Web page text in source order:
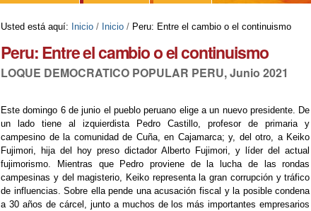
Usted está aquí: Inicio / Inicio / Peru: Entre el cambio o el continuismo
Peru: Entre el cambio o el continuismo
LOQUE DEMOCRATICO POPULAR PERU, Junio 2021
Este domingo 6 de junio el pueblo peruano elige a un nuevo presidente. De
un lado tiene al izquierdista Pedro Castillo, profesor de primaria y
campesino de la comunidad de Cuña, en Cajamarca; y, del otro, a Keiko
Fujimori, hija del hoy preso dictador Alberto Fujimori, y líder del actual
fujimorismo. Mientras que Pedro proviene de la lucha de las rondas
campesinas y del magisterio, Keiko representa la gran corrupción y tráfico
de influencias. Sobre ella pende una acusación fiscal y la posible condena
a 30 años de cárcel, junto a muchos de los más importantes empresarios